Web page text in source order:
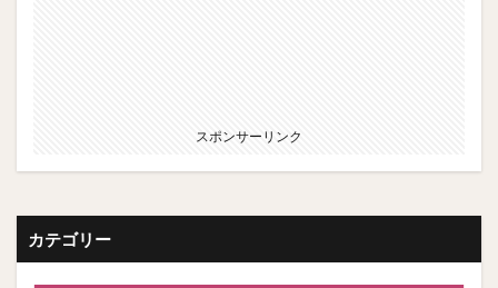
スポンサーリンク
カテゴリー